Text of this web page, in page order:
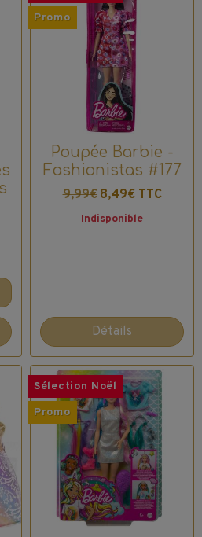
Promo
Poupée Barbie -
Fashionistas #177
9,99€ 8,49€ TTC
Indisponible
Détails
Sélection Noël
Promo